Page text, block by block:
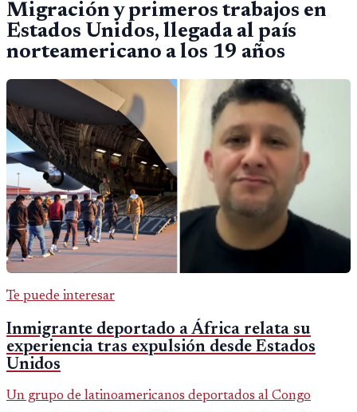
Migración y primeros trabajos en
Estados Unidos, llegada al país
norteamericano a los 19 años
Te puede interesar
Inmigrante deportado a África relata su
experiencia tras expulsión desde Estados
Unidos
Un grupo de latinoamericanos deportados al Congo